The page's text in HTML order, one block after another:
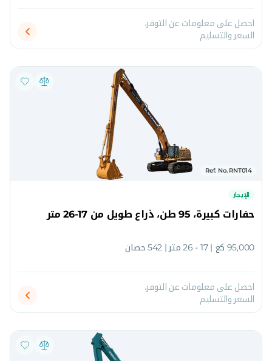
احصل على معلومات عن التوفر،
السعر والتسليم
Ref. No. RNT014
للإيجار
حفارات كبيرة، 95 طن، ذراع طويل من 17-26 متر
95,000 كغ | 17 - 26 متر | 542 حصان
احصل على معلومات عن التوفر،
السعر والتسليم